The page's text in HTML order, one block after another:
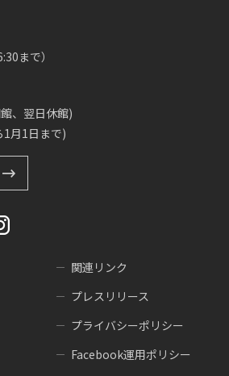
まで）
、翌日休館)
月1日まで)
関連リンク
プレスリリース
プライバシーポリシー
Facebook運用ポリシー